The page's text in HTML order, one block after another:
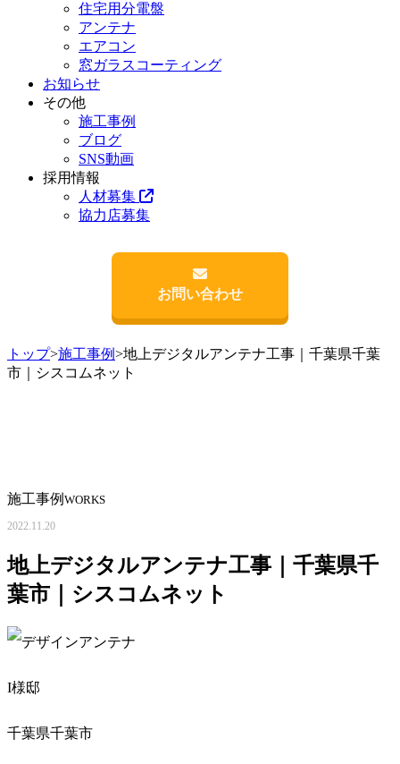
住宅用分電盤
アンテナ
エアコン
窓ガラスコーティング
お知らせ
その他
施工事例
ブログ
SNS動画
採用情報
人材募集
協力店募集
お問い合わせ
トップ>施工事例>地上デジタルアンテナ工事｜千葉県千葉
市｜シスコムネット
施工事例 WORKS
2022.11.20
地上デジタルアンテナ工事｜千葉県千
葉市｜シスコムネット
I様邸
千葉県千葉市